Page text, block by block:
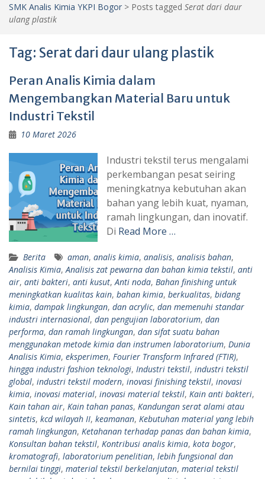
SMK Analis Kimia YKPI Bogor > Posts tagged Serat dari daur
ulang plastik
Tag: Serat dari daur ulang plastik
Peran Analis Kimia dalam
Mengembangkan Material Baru untuk
Industri Tekstil
10 Maret 2026
Industri tekstil terus mengalami
perkembangan pesat seiring
meningkatnya kebutuhan akan
bahan yang lebih kuat, nyaman,
ramah lingkungan, dan inovatif.
Di Read More …
Berita aman, analis kimia, analisis, analisis bahan,
Analisis Kimia, Analisis zat pewarna dan bahan kimia tekstil, anti
air, anti bakteri, anti kusut, Anti noda, Bahan finishing untuk
meningkatkan kualitas kain, bahan kimia, berkualitas, bidang
kimia, dampak lingkungan, dan acrylic, dan memenuhi standar
industri internasional, dan pengujian laboratorium, dan
performa, dan ramah lingkungan, dan sifat suatu bahan
menggunakan metode kimia dan instrumen laboratorium, Dunia
Analisis Kimia, eksperimen, Fourier Transform Infrared (FTIR),
hingga industri fashion teknologi, Industri tekstil, industri tekstil
global, industri tekstil modern, inovasi finishing tekstil, inovasi
kimia, inovasi material, inovasi material tekstil, Kain anti bakteri,
Kain tahan air, Kain tahan panas, Kandungan serat alami atau
sintetis, kcd wilayah II, keamanan, Kebutuhan material yang lebih
ramah lingkungan, Ketahanan terhadap panas dan bahan kimia,
Konsultan bahan tekstil, Kontribusi analis kimia, kota bogor,
kromatografi, laboratorium penelitian, lebih fungsional dan
bernilai tinggi, material tekstil berkelanjutan, material tekstil